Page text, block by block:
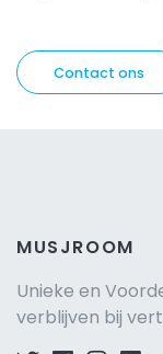
Contact ons
MUSJROOM
Unieke en
verblijven bij